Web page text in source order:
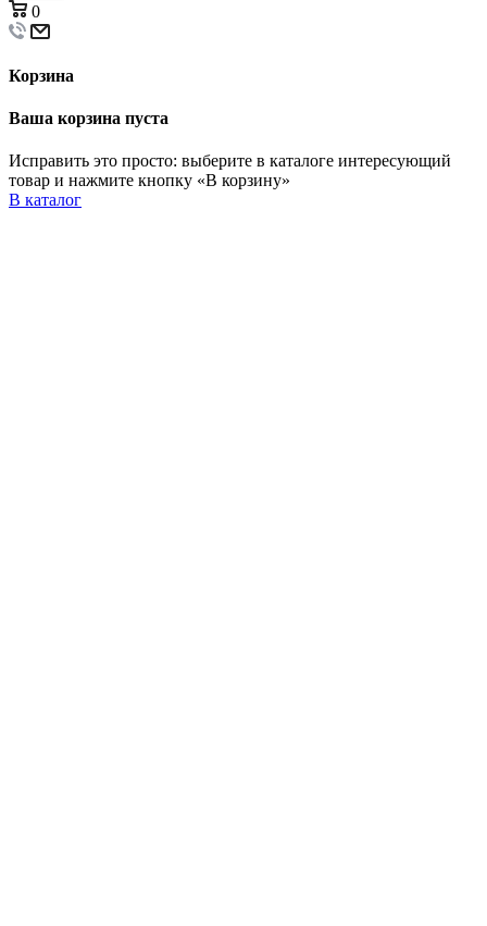
0
Корзина
Ваша корзина пуста
Исправить это просто: выберите в каталоге интересующий
товар и нажмите кнопку «В корзину»
В каталог